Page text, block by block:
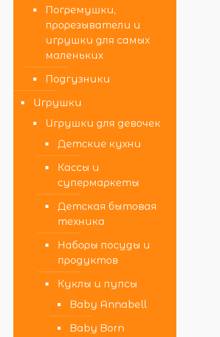
Погремушки,
прорезыватели и
игрушки для самых
маленьких
Подгузники
Игрушки
Игрушки для девочек
Детские кухни
Кассы и
супермаркеты
Детская бытовая
техника
Наборы посуды и
продуктов
Куклы и пупсы
Baby Annabell
Baby Born